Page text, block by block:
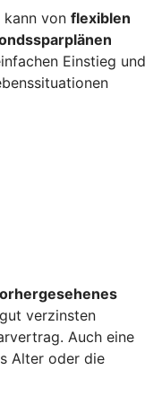
kann von flexiblen
Einstieg und
verzinsten
Auch eine
Alter oder die